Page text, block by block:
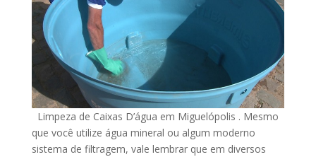
Limpeza de Caixas D’água em Miguelópolis . Mesmo
que você utilize água mineral ou algum moderno
sistema de filtragem, vale lembrar que em diversos